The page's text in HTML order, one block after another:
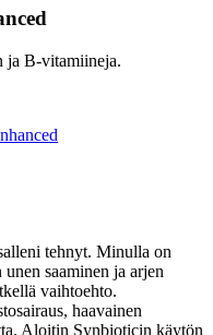
ja B-vitamiineja.
tehnyt. Minulla on
saaminen ja arjen
vaihtoehto.
haavainen
Aloitin Synbioticin käytön